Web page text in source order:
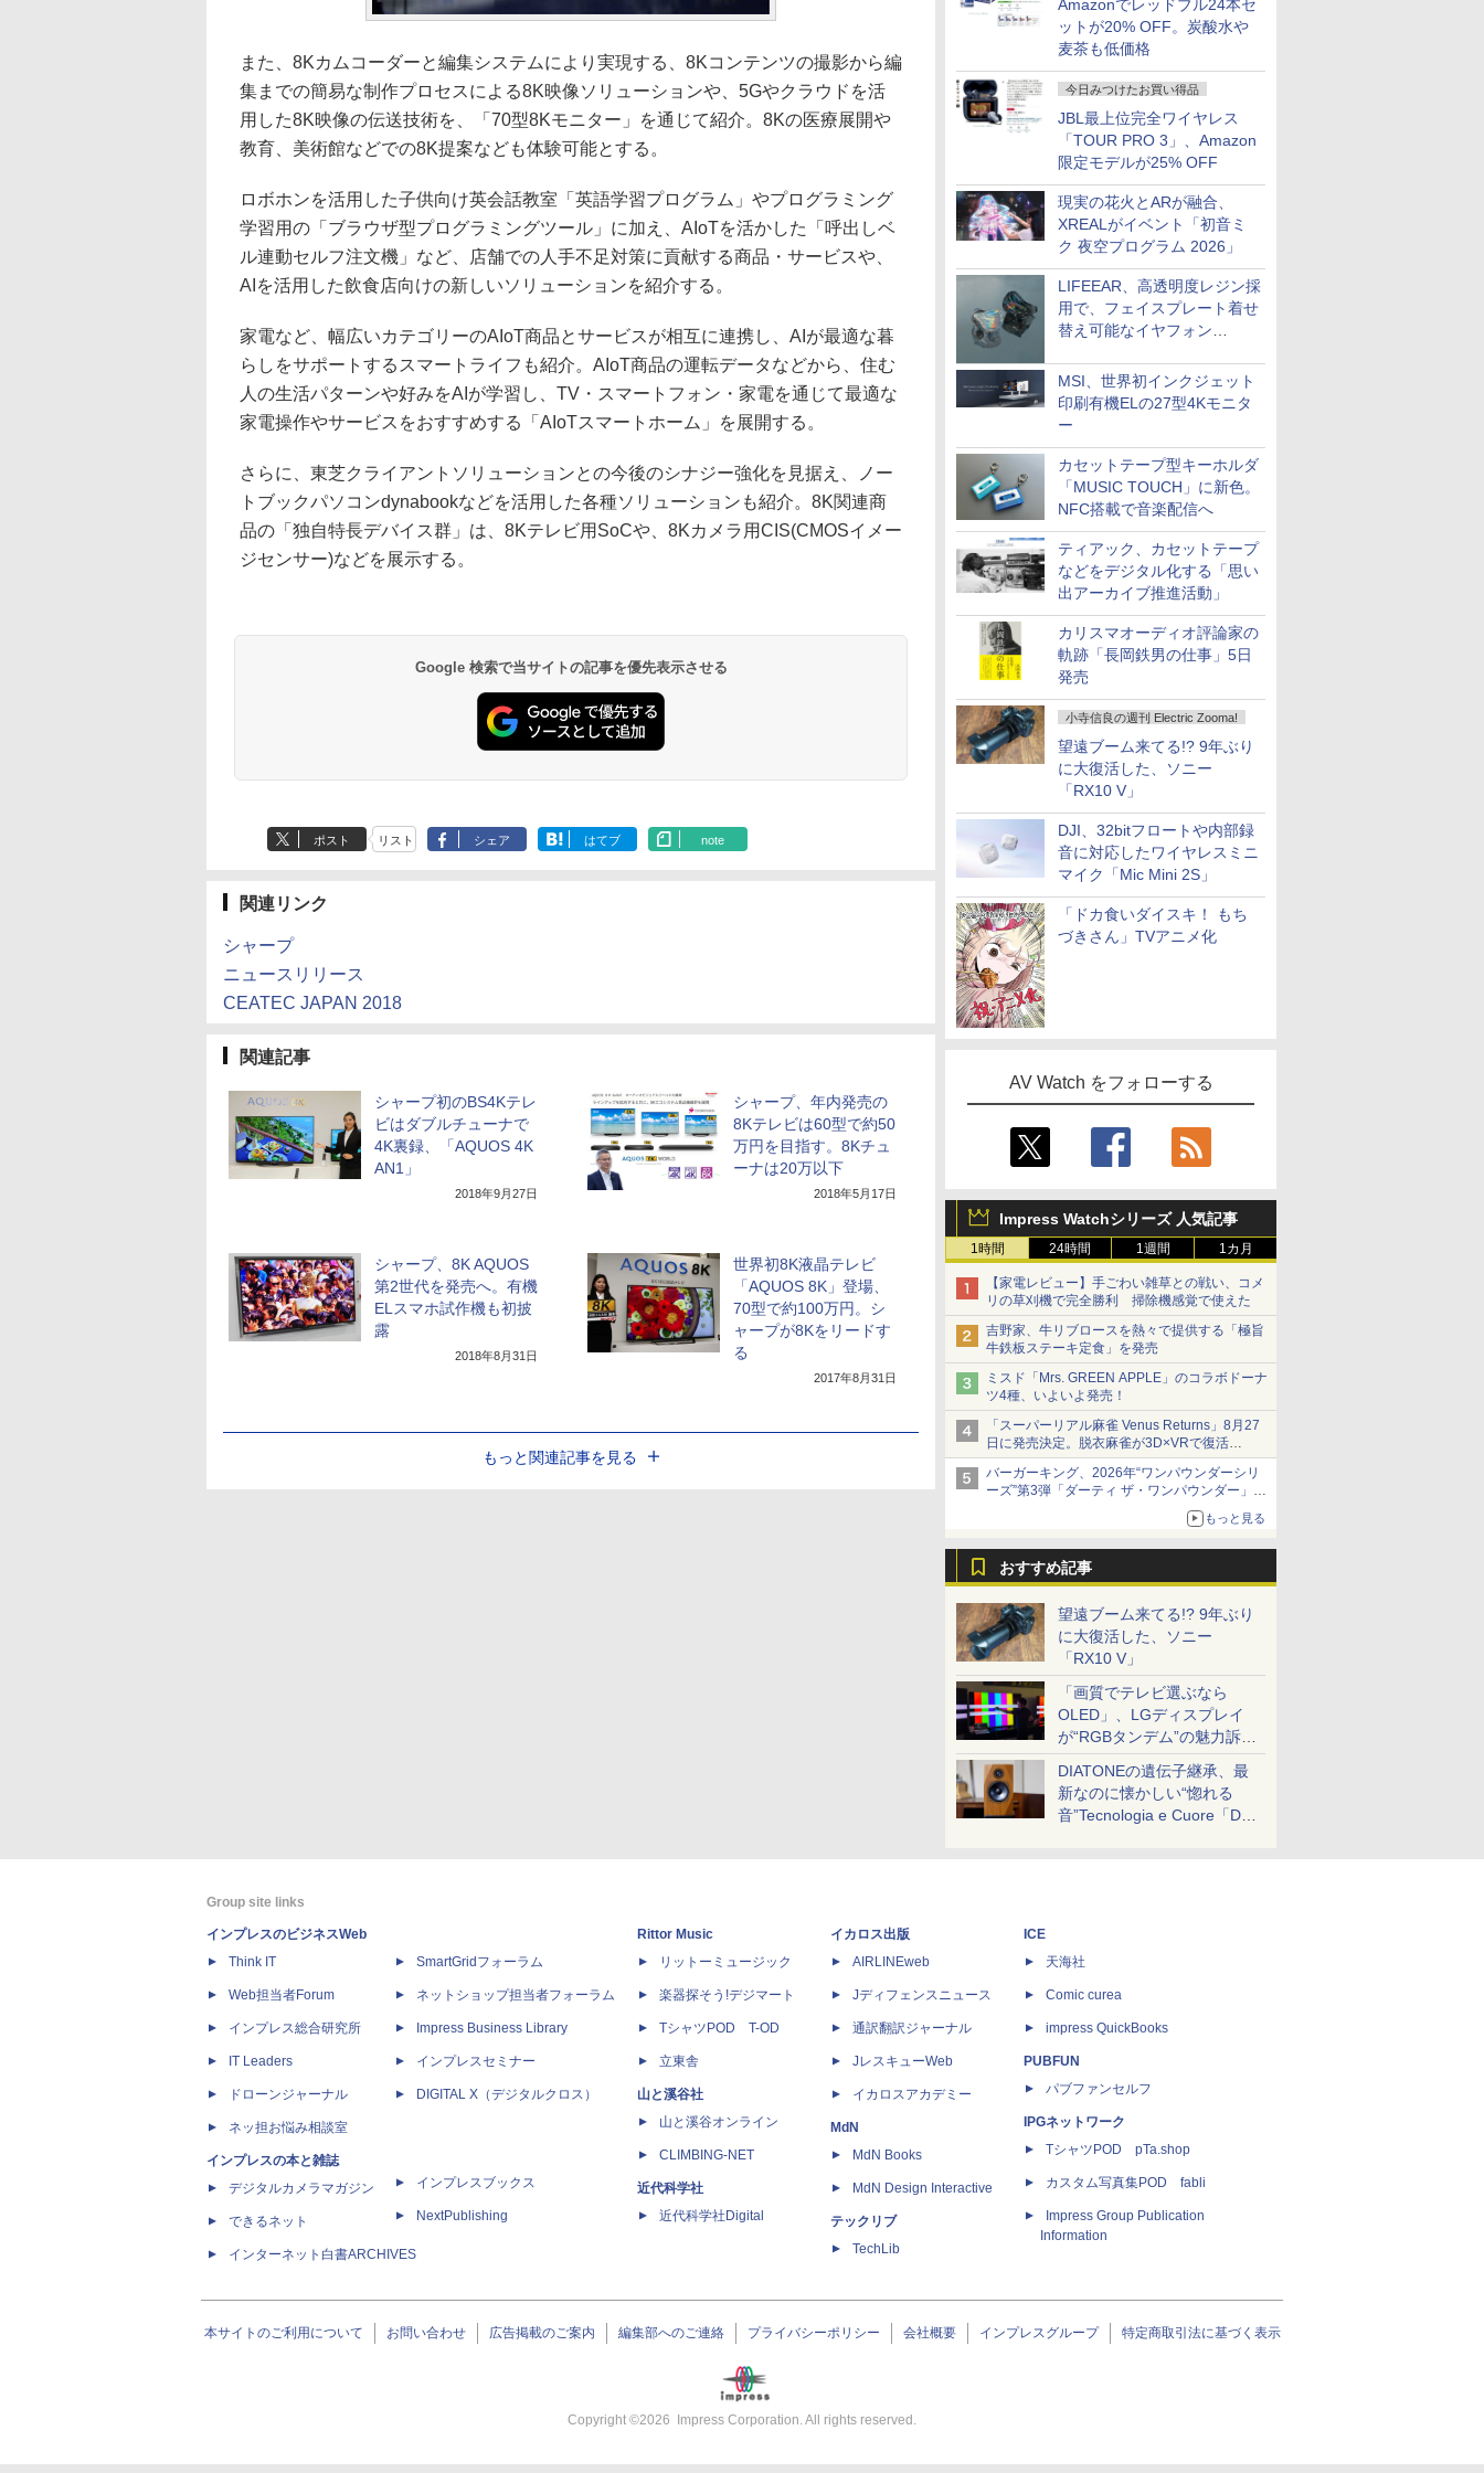
Amazonでレッドブル24本セ
ットが20% OFF。炭酸水や
麦茶も低価格
今日みつけたお買い得品
JBL最上位完全ワイヤレス
「TOUR PRO 3」、Amazon
限定モデルが25% OFF
現実の花火とARが融合、
XREALがイベント「初音ミ
ク 夜空プログラム 2026」
LIFEEAR、高透明度レジン採
用で、フェイスプレート着せ
替え可能なイヤフォン
MSI、世界初インクジェット
印刷有機ELの27型4Kモニタ
ー
カセットテープ型キーホルダ
「MUSIC TOUCH」に新色。
NFC搭載で音楽配信へ
ティアック、カセットテープ
などをデジタル化する「思い
出アーカイブ推進活動」
カリスマオーディオ評論家の
軌跡「長岡鉄男の仕事」5日
発売
小寺信良の週刊 Electric Zooma!
望遠ブーム来てる!? 9年ぶり
に大復活した、ソニー
「RX10 V」
DJI、32bitフロートや内部録
音に対応したワイヤレスミニ
マイク「Mic Mini 2S」
「ドカ食いダイスキ！ もち
づきさん」TVアニメ化
AV Watch をフォローする
Impress Watchシリーズ 人気記事
1時間 24時間 1週間 1カ月
【家電レビュー】手ごわい雑草との戦い、コメ
リの草刈機で完全勝利 掃除機感覚で使えた
吉野家、牛リブロースを熱々で提供する「極旨
牛鉄板ステーキ定食」を発売
ミスド「Mrs. GREEN APPLE」のコラボドーナ
ツ4種、いよいよ発売！
「スーパーリアル麻雀 Venus Returns」8月27
日に発売決定。脱衣麻雀が3D×VRで復活
発売から2週間は20%オフになるセールが実施
バーガーキング、2026年“ワンパウンダーシリ
ーズ”第3弾「ダーティ ザ・ワンパウンダー」を
「特製ガーリックマヨソース」を使用した超大
もっと見る
おすすめ記事
望遠ブーム来てる!? 9年ぶり
に大復活した、ソニー
「RX10 V」
「画質でテレビ選ぶなら
OLED」、LGディスプレイ
が“RGBタンデム”の魅力訴
求。液晶とのガチ比較も
DIATONEの遺伝子継承、最
新なのに懐かしい“惚れる
音”Tecnologia e Cuore「DS-
また、8Kカムコーダーと編集システムにより実現する、8Kコンテンツの撮影から編
集までの簡易な制作プロセスによる8K映像ソリューションや、5Gやクラウドを活
用した8K映像の伝送技術を、「70型8Kモニター」を通じて紹介。8Kの医療展開や
教育、美術館などでの8K提案なども体験可能とする。
ロボホンを活用した子供向け英会話教室「英語学習プログラム」やプログラミング
学習用の「ブラウザ型プログラミングツール」に加え、AIoTを活かした「呼出しベ
ル連動セルフ注文機」など、店舗での人手不足対策に貢献する商品・サービスや、
AIを活用した飲食店向けの新しいソリューションを紹介する。
家電など、幅広いカテゴリーのAIoT商品とサービスが相互に連携し、AIが最適な暮
らしをサポートするスマートライフも紹介。AIoT商品の運転データなどから、住む
人の生活パターンや好みをAIが学習し、TV・スマートフォン・家電を通じて最適な
家電操作やサービスをおすすめする「AIoTスマートホーム」を展開する。
さらに、東芝クライアントソリューションとの今後のシナジー強化を見据え、ノー
トブックパソコンdynabookなどを活用した各種ソリューションも紹介。8K関連商
品の「独自特長デバイス群」は、8Kテレビ用SoCや、8Kカメラ用CIS(CMOSイメー
ジセンサー)などを展示する。
Google 検索で当サイトの記事を優先表示させる
ポスト リスト シェア はてブ note
関連リンク
シャープ
ニュースリリース
CEATEC JAPAN 2018
関連記事
シャープ初のBS4Kテレ
ビはダブルチューナで
4K裏録、「AQUOS 4K
AN1」
2018年9月27日
シャープ、年内発売の
8Kテレビは60型で約50
万円を目指す。8Kチュ
ーナは20万以下
2018年5月17日
シャープ、8K AQUOS
第2世代を発売へ。有機
ELスマホ試作機も初披
露
2018年8月31日
世界初8K液晶テレビ
「AQUOS 8K」登場、
70型で約100万円。シ
ャープが8Kをリードす
る
2017年8月31日
もっと関連記事を見る
Group site links
インプレスのビジネスWeb
Think IT
Web担当者Forum
インプレス総合研究所
IT Leaders
ドローンジャーナル
ネッ担お悩み相談室
インプレスの本と雑誌
デジタルカメラマガジン
できるネット
インターネット白書ARCHIVES
SmartGridフォーラム
ネットショップ担当者フォーラム
Impress Business Library
インプレスセミナー
DIGITAL X（デジタルクロス）
インプレスブックス
NextPublishing
Rittor Music
リットーミュージック
楽器探そう!デジマート
TシャツPOD T-OD
立東舎
山と溪谷社
山と溪谷オンライン
CLIMBING-NET
近代科学社
近代科学社Digital
イカロス出版
AIRLINEweb
Jディフェンスニュース
通訳翻訳ジャーナル
JレスキューWeb
イカロスアカデミー
MdN
MdN Books
MdN Design Interactive
テックリブ
TechLib
ICE
天海社
Comic curea
impress QuickBooks
PUBFUN
パブファンセルフ
IPGネットワーク
TシャツPOD pTa.shop
カスタム写真集POD fabli
Impress Group Publication
Information
本サイトのご利用について お問い合わせ 広告掲載のご案内 編集部へのご連絡 プライバシーポリシー 会社概要 インプレスグループ 特定商取引法に基づく表示
Copyright ©2026 Impress Corporation. All rights reserved.